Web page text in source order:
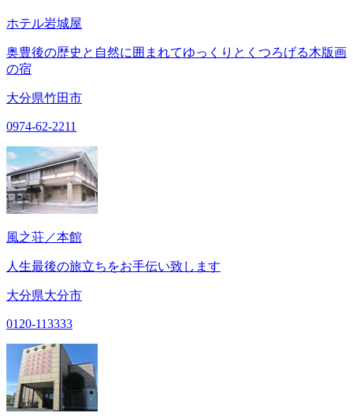
ホテル岩城屋
奥豊後の歴史と自然に囲まれてゆっくりとくつろげる木版画
の宿
大分県竹田市
0974-62-2211
風之荘／本館
人生最後の旅立ちをお手伝い致します
大分県大分市
0120-113333